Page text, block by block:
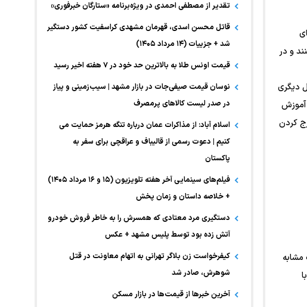
و در
دیگری
آموزش
کردن
مشابه
تقدیر از مصطفی احمدی در ویژه‌برنامه «ستارگان خبرفوری»
قاتل محسن اسدی، قهرمان مشهدی کراسفیت کشور دستگیر
شد + جزییات (۱۴ مرداد ۱۴۰۵)
قیمت اونس طلا به بالاترین حد خود در ۷ هفته اخیر رسید
نوسان قیمت صیفی‌جات در بازار مشهد | سیب‌زمینی و پیاز
در صدر لیست کالا‌های پرمصرف
اسلام آباد: از مذاکرات عمان درباره تنگه هرمز حمایت می
کنیم | دعوت رسمی از قالیباف و عراقچی برای سفر به
پاکستان
فیلم‌های سینمایی آخر هفته تلویزیون (۱۵ و ۱۶ مرداد ۱۴۰۵)
+ خلاصه داستان و زمان پخش
دستگیری مرد معتادی که همسرش را به خاطر فروش خودرو
آتش زده بود توسط پلیس مشهد + عکس
کیفرخواست زن بلاگر تهرانی به اتهام معاونت در قتل
شوهرش، صادر شد
آخرین خبر‌ها از قیمت‌ها در بازار مسکن